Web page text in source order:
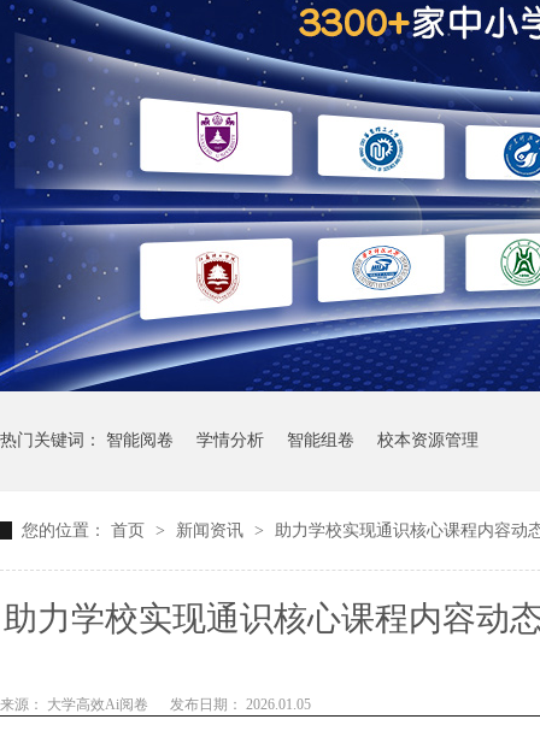
热门关键词： 智能阅卷 学情分析 智能组卷 校本资源管理
您的位置： 首页 > 新闻资讯 > 助力学校实现通识核心课程内容动
助力学校实现通识核心课程内容动
来源： 大学高效Ai阅卷 发布日期： 2026.01.05